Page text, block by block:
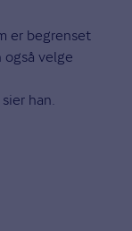
er begrenset
velge
han.